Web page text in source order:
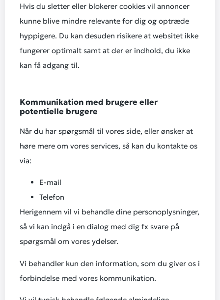
Hvis du sletter eller blokerer cookies vil annoncer
kunne blive mindre relevante for dig og optræde
hyppigere. Du kan desuden risikere at websitet ikke
fungerer optimalt samt at der er indhold, du ikke
kan få adgang til.
Kommunikation med brugere eller
potentielle brugere
Når du har spørgsmål til vores side, eller ønsker at
høre mere om vores services, så kan du kontakte os
via:
E-mail
Telefon
Herigennem vil vi behandle dine personoplysninger,
så vi kan indgå i en dialog med dig fx svare på
spørgsmål om vores ydelser.
Vi behandler kun den information, som du giver os i
forbindelse med vores kommunikation.